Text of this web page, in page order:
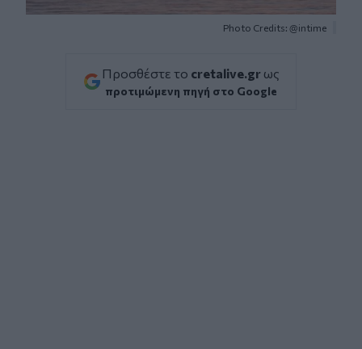
Photo Credits: @intime
Προσθέστε το cretalive.gr ως
προτιμώμενη πηγή στο Google